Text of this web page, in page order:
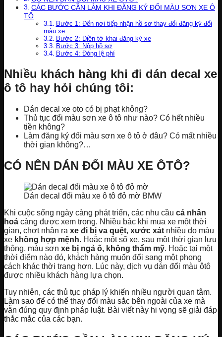
CÁC BƯỚC CẦN LÀM KHI ĐĂNG KÝ ĐỔI MÀU SƠN XE Ô
TÔ
Bước 1: Đến nơi tiếp nhận hồ sơ thay đổi đăng ký đổi
màu xe
Bước 2: Điền tờ khai đăng ký xe
Bước 3: Nộp hồ sơ
Bước 4: Đóng lệ phí
Nhiều khách hàng khi đi dán decal xe
ô tô hay hỏi chúng tôi:
Dán decal xe oto có bị phạt không?
Thủ tục đổi màu sơn xe ô tô như nào? Có hết nhiều
tiền không?
Làm đăng ký đổi màu sơn xe ô tô ở đâu? Có mất nhiều
thời gian không?…
CÓ NÊN DÁN ĐỔI MÀU XE ÔTÔ?
Dán decal đổi màu xe ô tô đỏ mờ BMW
Khi cuộc sống ngày càng phát triển, các nhu cầu cá nhân
hoá càng được xem trọng. Nhiều bác khi mua xe một thời
gian, chợt nhận ra xe đi bị va quệt, xước xát nhiều do màu
xe không hợp mệnh. Hoặc một số xe, sau một thời gian lưu
thông, màu sơn xe bị ngả ố, không thẩm mỹ. Hoặc tại một
thời điểm nào đó, khách hàng muốn đổi sang một phong
cách khác thời trang hơn. Lúc này, dịch vụ dán đổi màu ôtô
được nhiều khách hàng lựa chọn.
Tuy nhiên, các thủ tục pháp lý khiến nhiều người quan tâm.
Làm sao để có thể thay đổi màu sắc bên ngoài của xe mà
vẫn đúng quy định pháp luật. Bài viết này hi vọng sẽ giải đáp
thắc mắc của các bạn.